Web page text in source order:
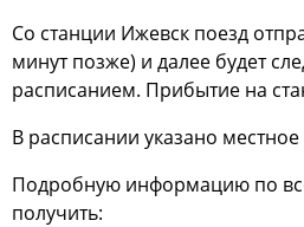
Со станции Ижевск поезд
минут позже) и далее будет
расписанием. Прибытие на
В расписании указано
Подробную информацию по
получить: